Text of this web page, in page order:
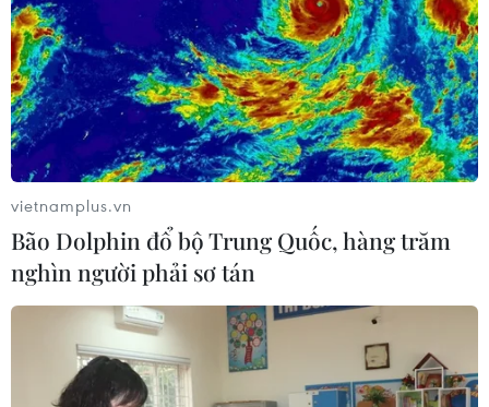
Chiến lược “Ấn Độ Dương-Thái Bình Dương tự do và
rộng mở” của Mỹ sẽ bao gồm các biện pháp thúc đẩy
thương mại, đầu tư tư nhân và cơ sở hạ tầng của
Washington trên khắp khu vực ASEAN.
vietnamplus.vn
Bão Dolphin đổ bộ Trung Quốc, hàng trăm
nghìn người phải sơ tán